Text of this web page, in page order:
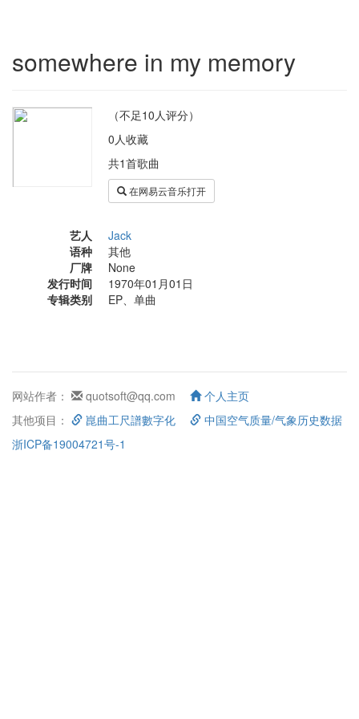
somewhere in my memory
（不足10人评分）
0人收藏
共1首歌曲
在网易云音乐打开
艺人
Jack
语种
其他
厂牌
None
发行时间
1970年01月01日
专辑类别
EP、单曲
网站作者： quotsoft@qq.com
个人主页
其他项目：
崑曲工尺譜數字化
中国空气质量/气象历史数据
浙ICP备19004721号-1